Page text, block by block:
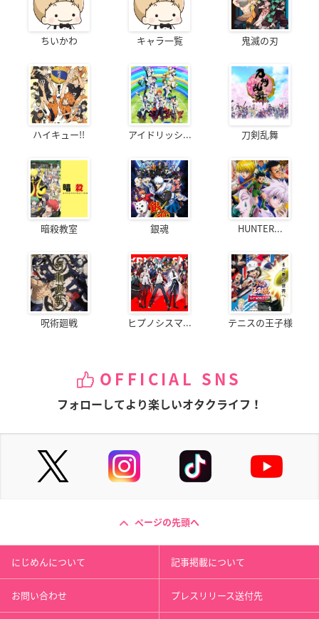
ちいかわ キャラ一覧 鬼滅の刃
ハイキュー!! アイドリッシ... 刀剣乱舞
暗殺教室 銀魂 HUNTER...
呪術廻戦 ヒプノシスマ... テニスの王子様
OFFICIAL SNS
フォローしてより楽しいオタクライフ！
ページの先頭へ
にじめんについて 記事掲載について
お問い合わせ プレスリリース送付先